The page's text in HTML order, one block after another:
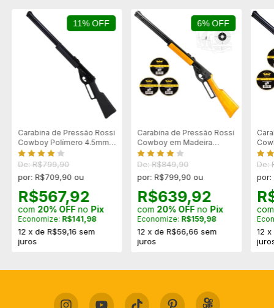
11% OFF
Carabina de Pressão Rossi
Cowboy Polímero 4.5mm
Lever Action
De: R$799,90
por: R$709,90 ou
R$567,92
com 20% OFFno Pix
Economize: R$141,98
12 xde R$59,16 sem
juros
6% OFF
Carabina de Pressão Rossi
Cowboy em Madeira
4.5mm Lever Action +
Acessórios
De: R$849,90
por: R$799,90 ou
R$639,92
com 20% OFFno Pix
Economize: R$159,98
12 xdeR$66,66 sem
juros
De:
por:
12 x